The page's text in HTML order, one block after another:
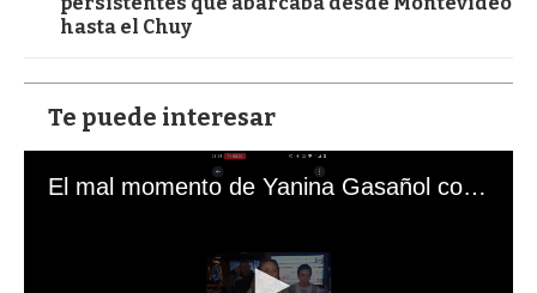
hasta el Chuy
Te puede interesar
El mal momento de Yanina Gasañol con un hincha argentino en "Subrayado"